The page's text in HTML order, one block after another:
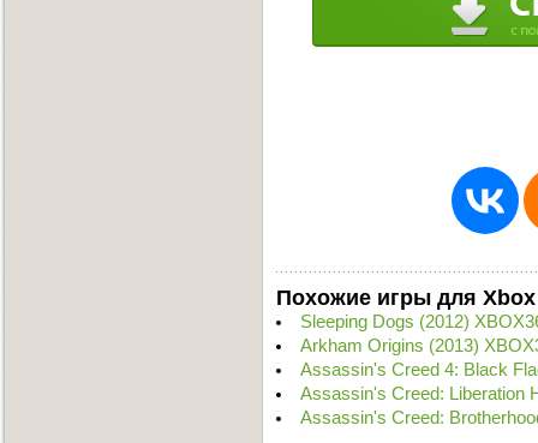
Похожие игры для Xbox
Sleeping Dogs (2012)
Arkham Origins (2013)
Assassin's Creed 4: Black
Assassin's Creed: Liberation
Assassin's Creed: